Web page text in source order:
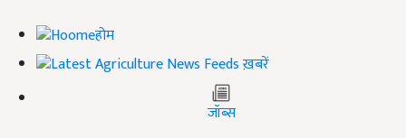
होम
ख़बरें
जॉब्स